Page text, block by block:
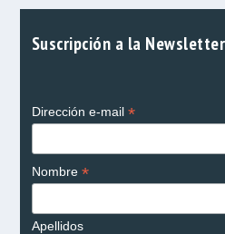
Suscripción a la Newsletter
Dirección e-mail *
Nombre *
Apellidos